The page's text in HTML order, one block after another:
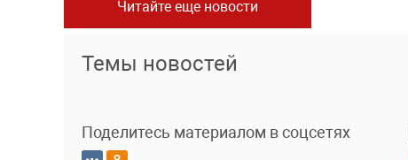
Читайте еще новости
Темы новостей
Поделитесь материалом в соцсетях